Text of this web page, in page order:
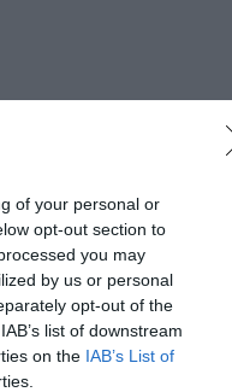
of your personal or
opt-out section to
you may
by us or personal
opt-out of the
list of downstream
on the IAB’s List of